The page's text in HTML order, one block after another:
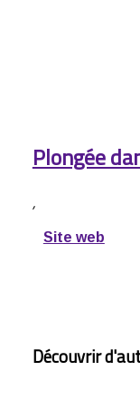
Plongée
,
Site web
Découvrir